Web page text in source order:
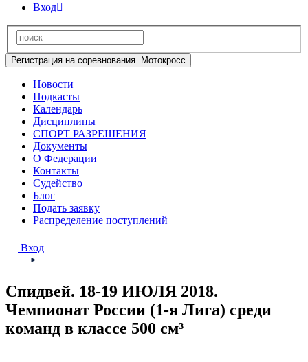
Вход
Регистрация на соревнования. Мотокросс
Новости
Подкасты
Календарь
Дисциплины
СПОРТ РАЗРЕШЕНИЯ
Документы
О Федерации
Контакты
Судейство
Блог
Подать заявку
Распределение поступлений
Вход
Спидвей. 18-19 ИЮЛЯ 2018.
Чемпионат России (1-я Лига) среди
команд в классе 500 см³